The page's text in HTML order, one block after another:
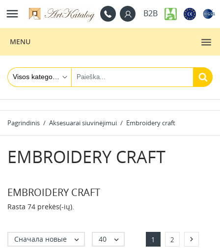
 B2B
MENU
Pagrindinis Aksesuarai siuvinėjimui Embroidery craft
EMBROIDERY CRAFT
EMBROIDERY CRAFT
Rasta 74 prekės(-ių).
Сначала новые  40  1 2 